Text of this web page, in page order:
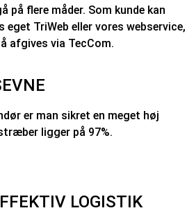
på flere måder. Som kunde kan
eget TriWeb eller vores webservice,
afgives via TecCom.
er man sikret en meget høj
ligger på 97%.
LOGISTIK